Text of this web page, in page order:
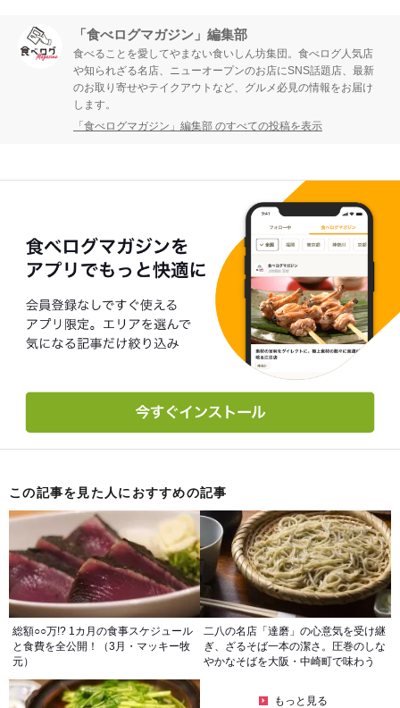
「食べログマガジン」編集部
食べることを愛してやまない食いしん坊集団。食べログ人気店
や知られざる名店、ニューオープンのお店にSNS話題店、最新
のお取り寄せやテイクアウトなど、グルメ必見の情報をお届け
します。
「食べログマガジン」編集部 のすべての投稿を表示
この記事を見た人におすすめの記事
総額○○万!? 1カ月の食事スケジュール
と食費を全公開！（3月・マッキー牧
元）
二八の名店「達磨」の心意気を受け継
ぎ、ざるそば一本の潔さ。圧巻のしな
やかなそばを大阪・中崎町で味わう
もっと見る